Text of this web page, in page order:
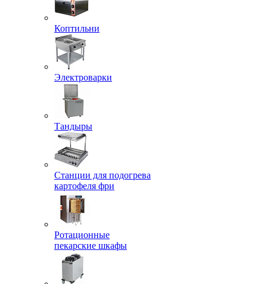
Коптильни
Электроварки
Тандыры
Станции для подогрева
картофеля фри
Ротационные
пекарские шкафы